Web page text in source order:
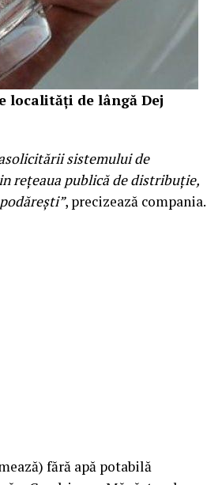
localități de lângă Dej
sistemului de
rețeaua publică de distribuție,
, precizează compania.
fără apă potabilă